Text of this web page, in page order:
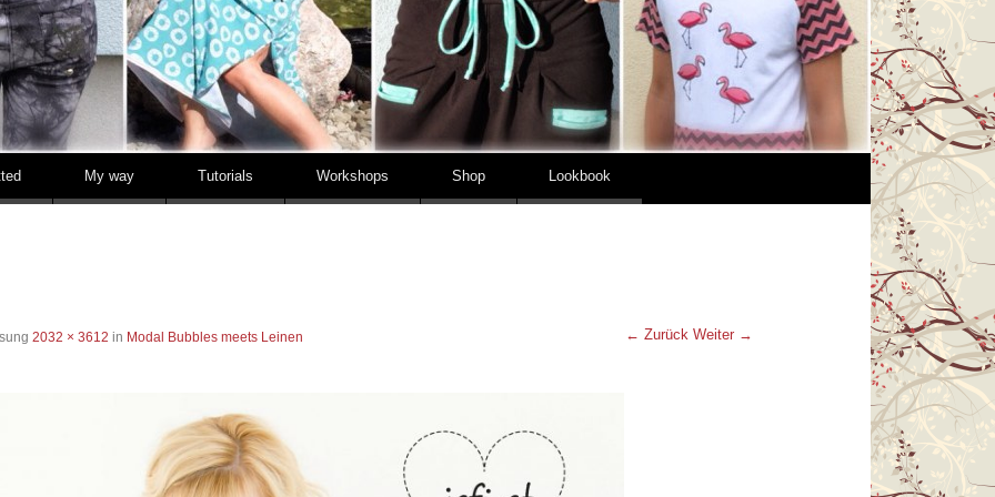
My way Tutorials Workshops Shop Lookbook
2032 × 3612 in Modal Bubbles meets Leinen ← Zurück Weiter →